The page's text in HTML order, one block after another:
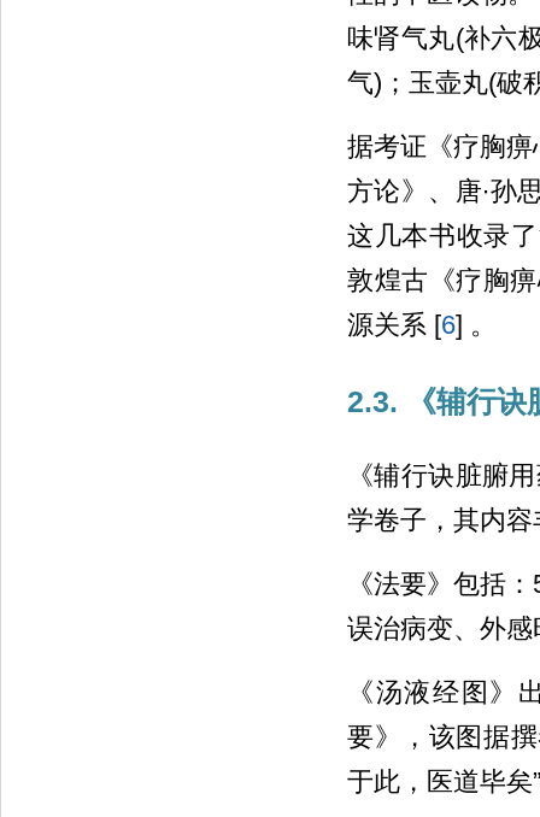
味肾气丸(补六
气)；玉壶丸(破
据考证《疗胸痹
方论》、唐∙孙
这几本书收录
敦煌古《疗胸
源关系 [6] 。
2.3. 《辅行诀
《辅行诀脏腑
学卷子，其内
《法要》包括
误治病变、外
《汤液经图》
要》，该图据
于此，医道毕矣